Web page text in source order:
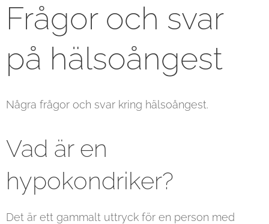
Frågor och svar
på hälsoångest
Några frågor och svar kring hälsoångest.
Vad är en
hypokondriker?
Det är ett gammalt uttryck för en person med